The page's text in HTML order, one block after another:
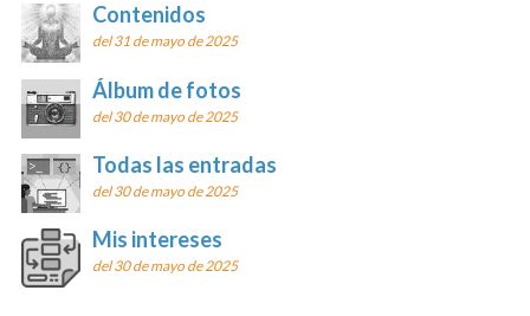
Contenidos
del 31 de mayo de 2025
Álbum de fotos
del 30 de mayo de 2025
Todas las entradas
del 30 de mayo de 2025
Mis intereses
del 30 de mayo de 2025